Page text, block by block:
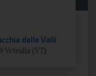
delle Valli
Vetralla (VT)